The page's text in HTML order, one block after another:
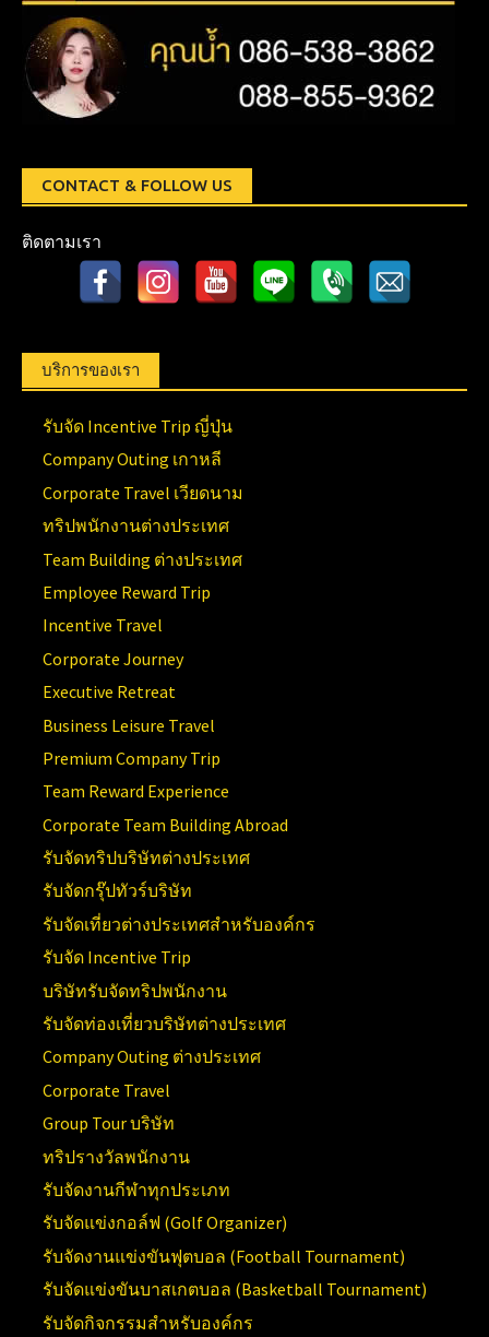
CONTACT & FOLLOW US
ติดตามเรา
บริการของเรา
รับจัด Incentive Trip ญี่ปุ่น
Company Outing เกาหลี
Corporate Travel เวียดนาม
ทริปพนักงานต่างประเทศ
Team Building ต่างประเทศ
Employee Reward Trip
Incentive Travel
Corporate Journey
Executive Retreat
Business Leisure Travel
Premium Company Trip
Team Reward Experience
Corporate Team Building Abroad
รับจัดทริปบริษัทต่างประเทศ
รับจัดกรุ๊ปทัวร์บริษัท
รับจัดเที่ยวต่างประเทศสำหรับองค์กร
รับจัด Incentive Trip
บริษัทรับจัดทริปพนักงาน
รับจัดท่องเที่ยวบริษัทต่างประเทศ
Company Outing ต่างประเทศ
Corporate Travel
Group Tour บริษัท
ทริปรางวัลพนักงาน
รับจัดงานกีฬาทุกประเภท
รับจัดแข่งกอล์ฟ (Golf Organizer)
รับจัดงานแข่งขันฟุตบอล (Football Tournament)
รับจัดแข่งขันบาสเกตบอล (Basketball Tournament)
รับจัดกิจกรรมสำหรับองค์กร